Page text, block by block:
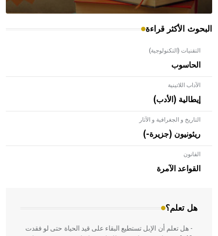
البحوث الأكثر قراءة
التقنيات (التكنولوجية)
الحاسوب
الآداب اللاتينية
إيطالية (الأدب)
التاريخ و الجغرافية و الآثار
ريئونيون (جزيرة-)
القانون
القواعد الآمرة
هل تعلم؟
- هل تعلم أن الأبلق نوع من الفنون الهندسية التي ارتبطت
بالعمارة الإسلامية في بلاد الشام ومصر خاصة، حيث يحرص
المعمار على بناء مداميكه وخاصة في الواجهات
- هل تعلم أن الإبل تستطيع البقاء على قيد الحياة حتى لو فقدت